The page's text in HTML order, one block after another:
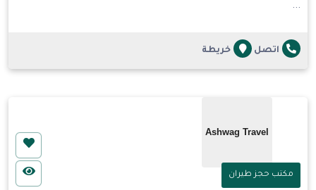
...
اتصل خريطة
مكتب حجز طيران